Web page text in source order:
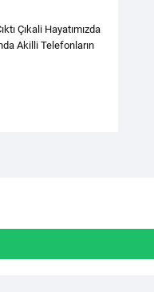
Çıkali Hayatımızda
Akilli Telefonların